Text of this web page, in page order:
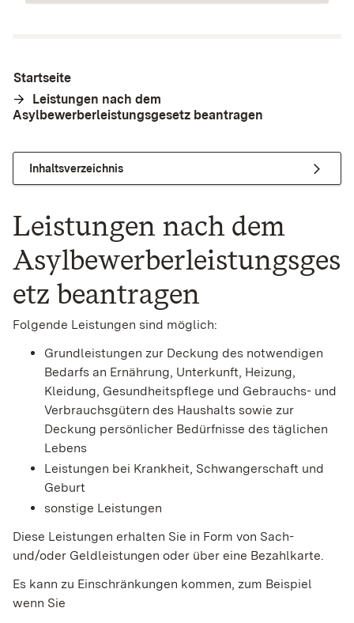
Startseite
Leistungen nach dem
Asylbewerberleistungsgesetz beantragen
Inhaltsverzeichnis
Leistungen nach dem
Asylbewerberleistungsges
etz beantragen
Folgende Leistungen sind möglich:
Grundleistungen zur Deckung des notwendigen
Bedarfs an Ernährung, Unterkunft, Heizung,
Kleidung, Gesundheitspflege und Gebrauchs- und
Verbrauchsgütern des Haushalts sowie zur
Deckung persönlicher Bedürfnisse des täglichen
Lebens
Leistungen bei Krankheit, Schwangerschaft und
Geburt
sonstige Leistungen
Diese Leistungen erhalten Sie in Form von Sach-
und/oder Geldleistungen oder über eine Bezahlkarte.
Es kann zu Einschränkungen kommen, zum Beispiel
wenn Sie